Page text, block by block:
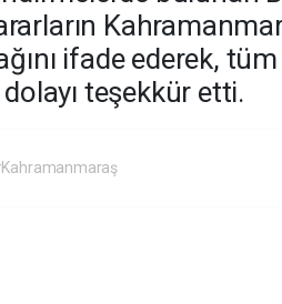
ifade ederek,
teşekkür etti.